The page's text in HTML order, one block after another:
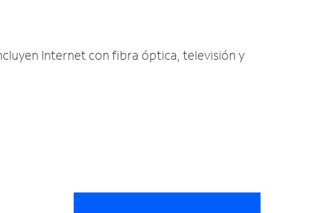
Internet con fibra óptica, televisión y